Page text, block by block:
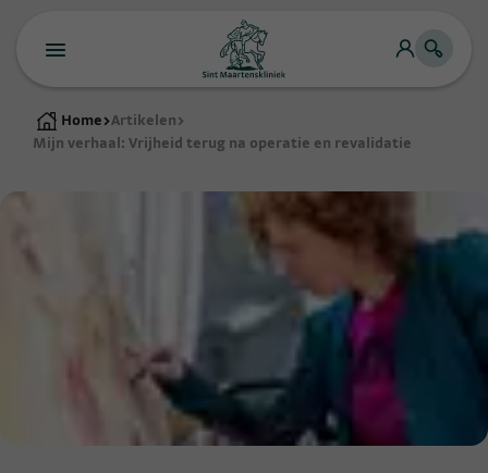
Home >Artikelen >
Mijn verhaal: Vrijheid terug na operatie en revalidatie